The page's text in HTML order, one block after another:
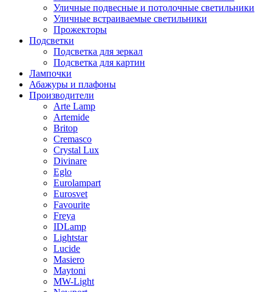
Уличные подвесные и потолочные светильники
Уличные встраиваемые светильники
Прожекторы
Подсветки
Подсветка для зеркал
Подсветка для картин
Лампочки
Абажуры и плафоны
Производители
Arte Lamp
Artemide
Britop
Cremasco
Crystal Lux
Divinare
Eglo
Eurolampart
Eurosvet
Favourite
Freya
IDLamp
Lightstar
Lucide
Masiero
Maytoni
MW-Light